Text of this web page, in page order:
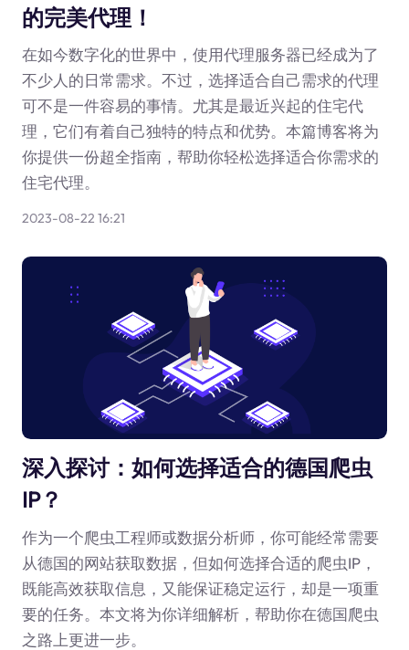
的完美代理！
在如今数字化的世界中，使用代理服务器已经成为了
不少人的日常需求。不过，选择适合自己需求的代理
可不是一件容易的事情。尤其是最近兴起的住宅代
理，它们有着自己独特的特点和优势。本篇博客将为
你提供一份超全指南，帮助你轻松选择适合你需求的
住宅代理。
2023-08-22 16:21
深入探讨：如何选择适合的德国爬虫
IP？
作为一个爬虫工程师或数据分析师，你可能经常需要
从德国的网站获取数据，但如何选择合适的爬虫IP，
既能高效获取信息，又能保证稳定运行，却是一项重
要的任务。本文将为你详细解析，帮助你在德国爬虫
之路上更进一步。